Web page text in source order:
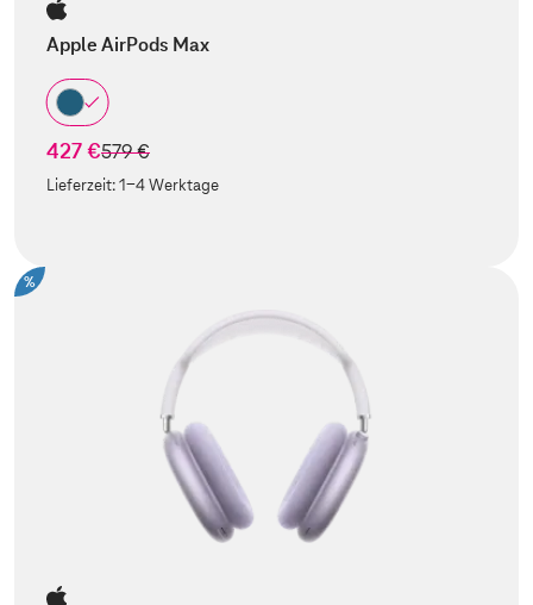
Apple AirPods Max
427 €statt
579 €
Lieferzeit:1-4 Werktage
%